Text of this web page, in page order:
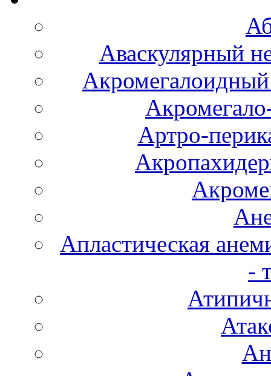
Аваскулярный
Акромегалоидный
Артро-
Апластическая
-